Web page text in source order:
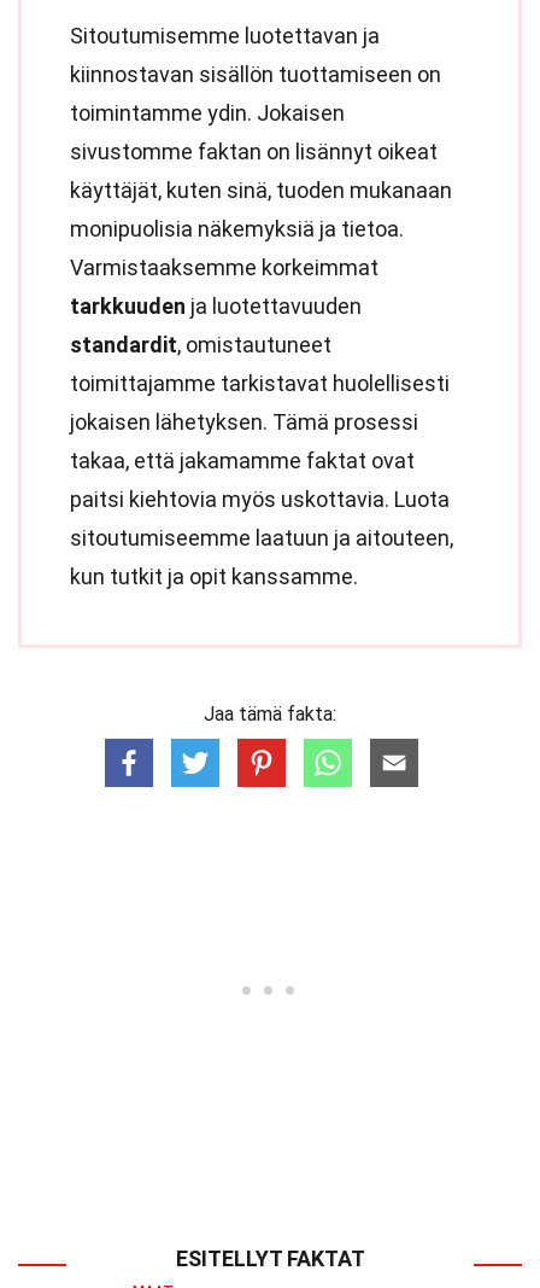
Sitoutumisemme luotettavan ja
kiinnostavan sisällön tuottamiseen on
toimintamme ydin. Jokaisen
sivustomme faktan on lisännyt oikeat
käyttäjät, kuten sinä, tuoden mukanaan
monipuolisia näkemyksiä ja tietoa.
Varmistaaksemme korkeimmat
tarkkuuden ja luotettavuuden
standardit, omistautuneet
toimittajamme tarkistavat huolellisesti
jokaisen lähetyksen. Tämä prosessi
takaa, että jakamamme faktat ovat
paitsi kiehtovia myös uskottavia. Luota
sitoutumiseemme laatuun ja aitouteen,
kun tutkit ja opit kanssamme.
Jaa tämä fakta:
ESITELLYT FAKTAT